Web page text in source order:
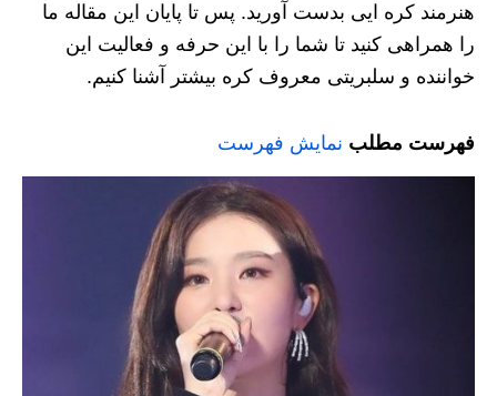
هنرمند کره ایی بدست آورید. پس تا پایان این مقاله ما
را همراهی کنید تا شما را با این حرفه و فعالیت این
خواننده و سلبریتی معروف کره بیشتر آشنا کنیم.
فهرست مطلب نمایش فهرست